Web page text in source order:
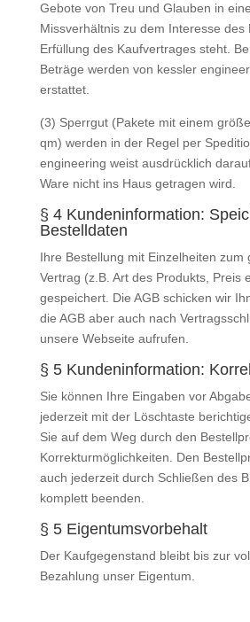
Gebote von Treu und Glauben in
Missverhältnis zu dem Interesse des
Erfüllung des Kaufvertrages steht.
Beträge werden von kessler
erstattet.
(3) Sperrgut (Pakete mit einem
qm) werden in der Regel per
engineering weist ausdrücklich
Ware nicht ins Haus getragen wird.
§ 4 Kundeninformation:
Bestelldaten
Ihre Bestellung mit Einzelheiten zum
Vertrag (z.B. Art des Produkts, Preis
gespeichert. Die AGB schicken wir
die AGB aber auch nach
unsere Webseite aufrufen.
§ 5 Kundeninformation:
Sie können Ihre Eingaben vor
jederzeit mit der Löschtaste
Sie auf dem Weg durch den
Korrekturmöglichkeiten. Den
auch jederzeit durch Schließen des
komplett beenden.
§ 5 Eigentumsvorbehalt
Der Kaufgegenstand bleibt bis zur
Bezahlung unser Eigentum.